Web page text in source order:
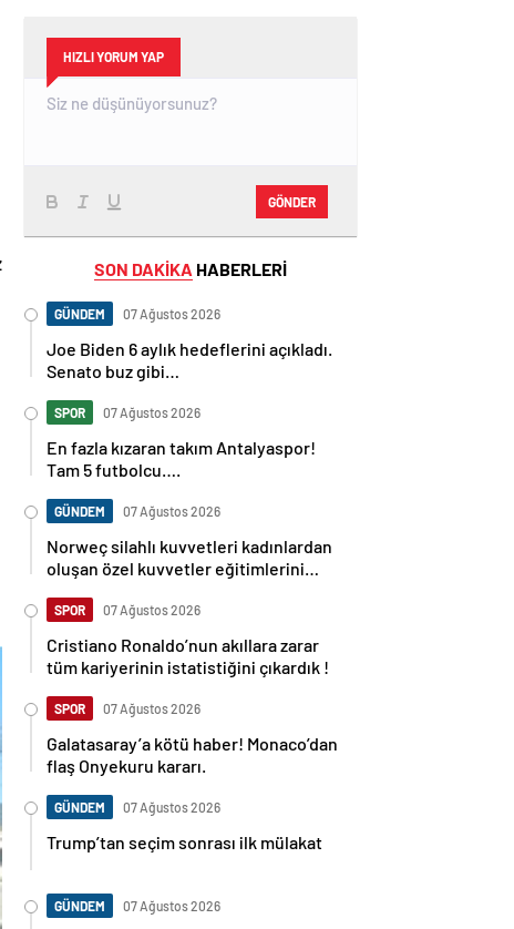
HIZLI YORUM YAP
GÖNDER
SON DAKİKA HABERLERİ
GÜNDEM 07 Ağustos 2026
Joe Biden 6 aylık hedeflerini açıkladı.
Senato buz gibi…
SPOR 07 Ağustos 2026
En fazla kızaran takım Antalyaspor!
Tam 5 futbolcu….
GÜNDEM 07 Ağustos 2026
Norweç silahlı kuvvetleri kadınlardan
oluşan özel kuvvetler eğitimlerini
SPOR 07 Ağustos 2026
Cristiano Ronaldo’nun akıllara zarar
tüm kariyerinin istatistiğini çıkardık !
SPOR 07 Ağustos 2026
Galatasaray’a kötü haber! Monaco’dan
flaş Onyekuru kararı.
GÜNDEM 07 Ağustos 2026
Trump’tan seçim sonrası ilk mülakat
GÜNDEM 07 Ağustos 2026